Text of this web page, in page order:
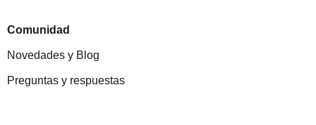
Comunidad
Novedades y Blog
Preguntas y respuestas